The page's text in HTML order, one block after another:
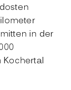
in der
Kochertal